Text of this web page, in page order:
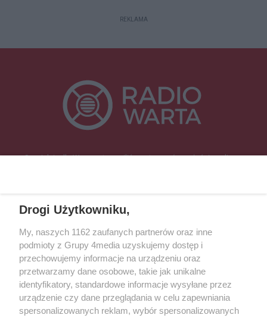
REKLAMA
Specjalnie dla Was postanowiliśmy stworzyć rozgłośnię radiową
Śrem, Jarocin, Gniezno, Ostrów Wlkp.).
Kontakt Reklama Patronat
Dane firmowe
Regulamin serwisu i ogłoszeń drobnych
Regulamin konkursów
Polityka prywatności
Przetwarzanie danych osobowych
Drogi Użytkowniku,
My, naszych 1162 zaufanych partnerów oraz inne
podmioty z Grupy 4media uzyskujemy dostęp i
przechowujemy informacje na urządzeniu oraz
przetwarzamy dane osobowe, takie jak unikalne
identyfikatory, standardowe informacje wysyłane przez
urządzenie czy dane przeglądania w celu zapewniania
spersonalizowanych reklam, wybór spersonalizowanych